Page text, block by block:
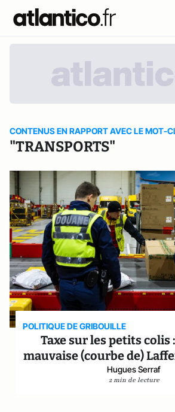
CONTENUS EN RAPPORT AVEC LE MOT-
"TRANSPORTS"
POLITIQUE DE GRIBOUILLE
Taxe sur les petits colis
mauvaise (courbe de)
Hugues Serraf
2 min de lecture